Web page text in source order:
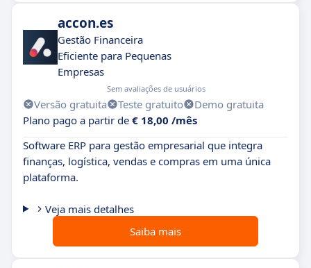
accon.es
Gestão Financeira
Eficiente para Pequenas
Empresas
Sem avaliações de usuários
Versão gratuita Teste gratuito
Demo gratuita
Plano pago a partir de € 18,00 /mês
Software ERP para gestão empresarial que integra
finanças, logística, vendas e compras em uma única
plataforma.
Veja mais detalhes
Saiba mais